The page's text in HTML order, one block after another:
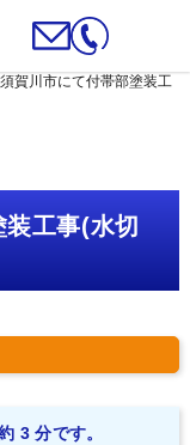
賀川市にて付帯部塗装工
工事(水切
3 分です。